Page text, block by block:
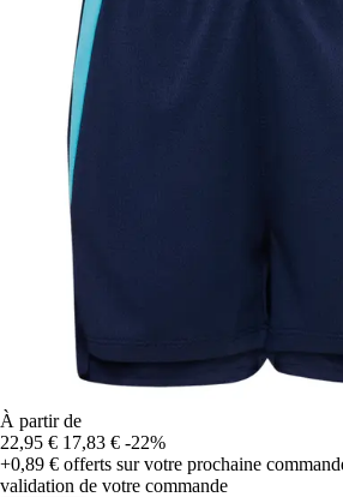
À partir de
22,95 € 17,83 € -22%
+0,89 € offerts sur votre prochaine
validation de votre commande